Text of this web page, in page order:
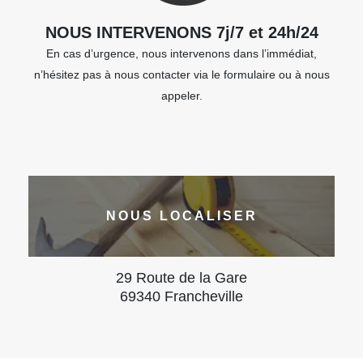
NOUS INTERVENONS 7j/7 et 24h/24
En cas d’urgence, nous intervenons dans l’immédiat,
n’hésitez pas à nous contacter via le formulaire ou à nous
appeler.
NOUS LOCALISER
29 Route de la Gare
69340 Francheville